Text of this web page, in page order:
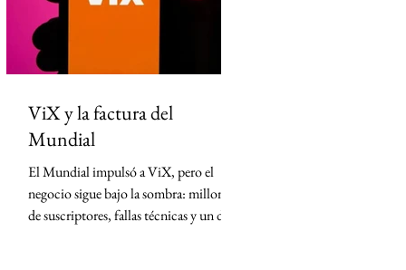
México desde Arizona y la violencia
ligada al crimen o
ViX y la factura del
Mundial
El Mundial impulsó a ViX, pero el
negocio sigue bajo la sombra: millones
de suscriptores, fallas técnicas y un dato